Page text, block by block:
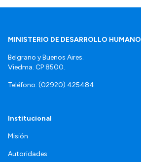
MINISTERIO DE DESARROLLO HUMANO
Belgrano y Buenos Aires.
Viedma. CP 8500.
Teléfono: (02920) 425484
Institucional
Misión
Autoridades